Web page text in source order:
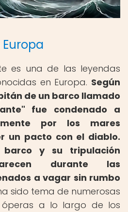
es una de las leyendas
en Europa. Según
de un barco llamado
fue condenado a
por los mares
un pacto con el diablo.
y su tripulación
durante las
a vagar sin rumbo
sido tema de numerosas
a lo largo de los